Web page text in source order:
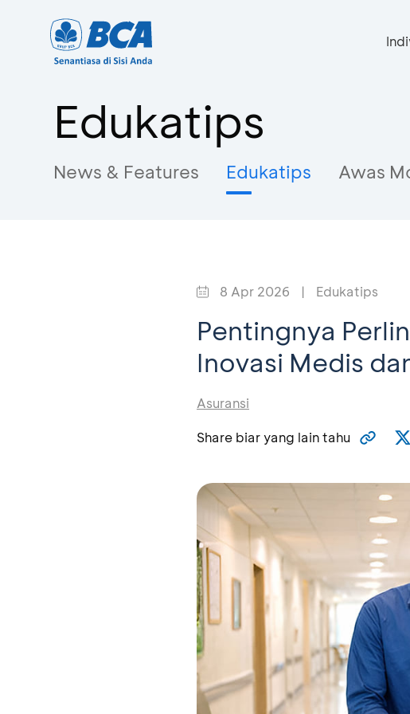
Edukatips
News & Features Edukatips Awas
8 Apr 2026 | Edukatips
Pentingnya
Inovasi Medis
Asuransi
Share biar yang lain tahu